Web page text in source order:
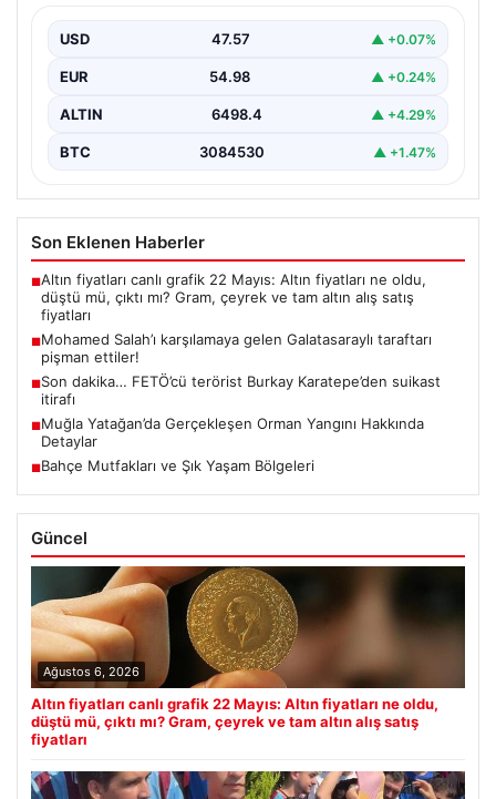
USD 47.57 ▲ +0.07%
EUR 54.98 ▲ +0.24%
ALTIN 6498.4 ▲ +4.29%
BTC 3084530 ▲ +1.47%
Son Eklenen Haberler
■Altın fiyatları canlı grafik 22 Mayıs: Altın fiyatları ne oldu,
düştü mü, çıktı mı? Gram, çeyrek ve tam altın alış satış
fiyatları
■Mohamed Salah’ı karşılamaya gelen Galatasaraylı taraftarı
pişman ettiler!
■Son dakika… FETÖ’cü terörist Burkay Karatepe’den suikast
itirafı
■Muğla Yatağan’da Gerçekleşen Orman Yangını Hakkında
Detaylar
■Bahçe Mutfakları ve Şık Yaşam Bölgeleri
Güncel
Ağustos 6, 2026
Altın fiyatları canlı grafik 22 Mayıs: Altın fiyatları ne oldu,
düştü mü, çıktı mı? Gram, çeyrek ve tam altın alış satış
fiyatları